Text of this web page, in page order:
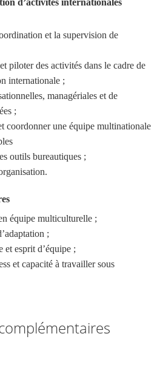
d’activités internationales
et la supervision de
piloter des activités dans le cadre de
internationale ;
managériales et de
;
coordonner une équipe multinationale
outils bureautiques ;
équipe multiculturelle ;
;
et esprit d’équipe ;
et capacité à travailler sous